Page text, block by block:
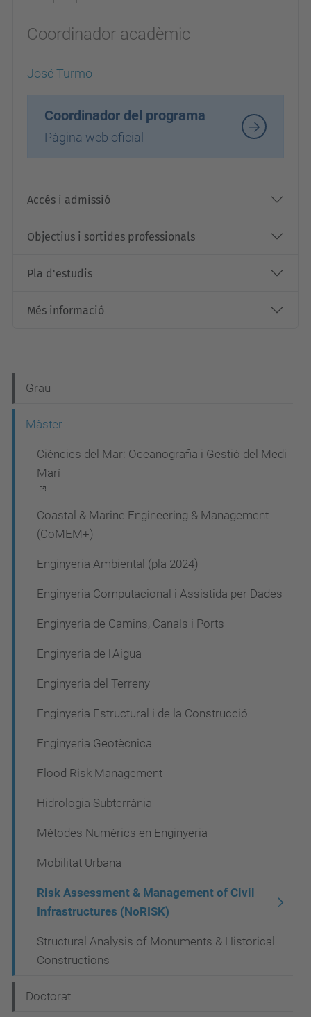
Coordinador acadèmic
José Turmo
Coordinador del programa
Pàgina web oficial
Accés i admissió
Objectius i sortides professionals
Pla d'estudis
Més informació
a
Grau
Màster
Ciències del Mar: Oceanografia i Gestió del Medi
Marí
Coastal & Marine Engineering & Management
(CoMEM+)
Enginyeria Ambiental (pla 2024)
Enginyeria Computacional i Assistida per Dades
Enginyeria de Camins, Canals i Ports
Enginyeria de l'Aigua
Enginyeria del Terreny
Enginyeria Estructural i de la Construcció
Enginyeria Geotècnica
Flood Risk Management
Hidrologia Subterrània
Mètodes Numèrics en Enginyeria
Mobilitat Urbana
Risk Assessment & Management of Civil
Infrastructures (NoRISK)
Structural Analysis of Monuments & Historical
Constructions
Doctorat